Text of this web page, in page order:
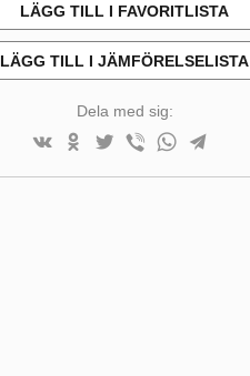
LÄGG TILL I FAVORITLISTA
LÄGG TILL I JÄMFÖRELSELISTA
Dela med sig: